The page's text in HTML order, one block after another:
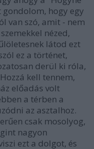
hogy egy
van szó, amit - nem
nézed,
látod ezt
ez a történet,
derül ki róla,
kell tennem,
előadás volt
a térben a
az asztalhoz.
csak mosolyog,
nagyon
ezt a dolgot, és